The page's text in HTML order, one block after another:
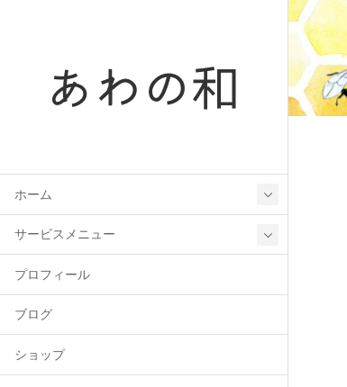
ホーム
サービスメニュー
プロフィール
ブログ
ショップ